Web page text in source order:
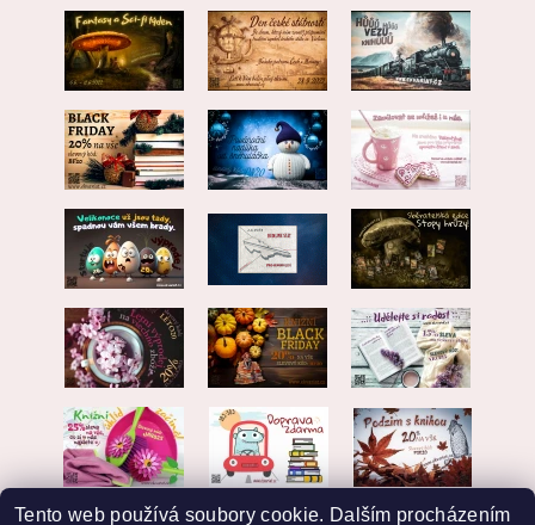
Tento web používá soubory cookie. Dalším procházením